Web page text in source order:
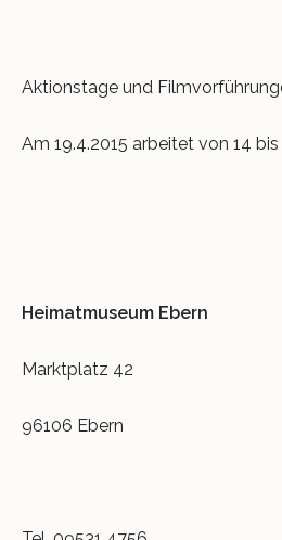
Aktionstage und
Am 19.4.2015 arbeitet von 14
Heimatmuseum Ebern
Marktplatz 42
96106 Ebern